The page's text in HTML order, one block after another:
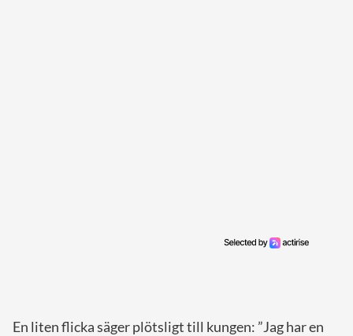
En liten flicka säger plötsligt till kungen: ”Jag har en